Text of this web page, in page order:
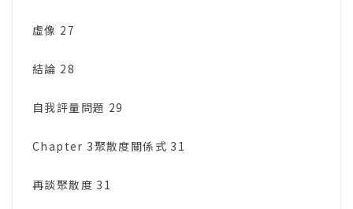
虛像 27
結論 28
自我評量問題 29
Chapter 3聚散度關係式 31
再談聚散度 31